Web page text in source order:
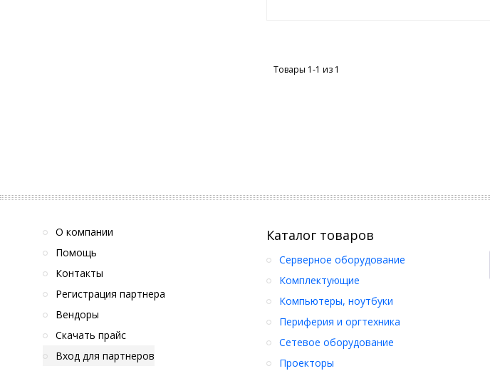
Товары 1-1 из 1
О компании
Помощь
Контакты
Регистрация партнера
Вендоры
Скачать прайс
Вход для партнеров
Каталог товаров
Серверное оборудование
Комплектующие
Компьютеры, ноутбуки
Периферия и оргтехника
Сетевое оборудование
Проекторы